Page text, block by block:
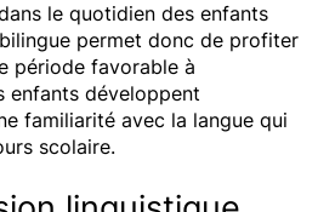
le quotidien des enfants
permet donc de profiter
période favorable à
enfants développent
familiarité avec la langue qui
scolaire.